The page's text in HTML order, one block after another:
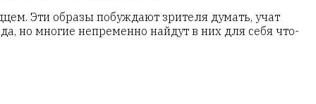
Эти образы побуждают зрителя думать, учат
но многие непременно найдут в них для себя что-